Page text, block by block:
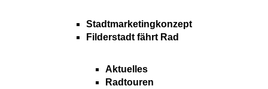
Stadtmarketingkonzept
Filderstadt fährt Rad
Aktuelles
Radtouren